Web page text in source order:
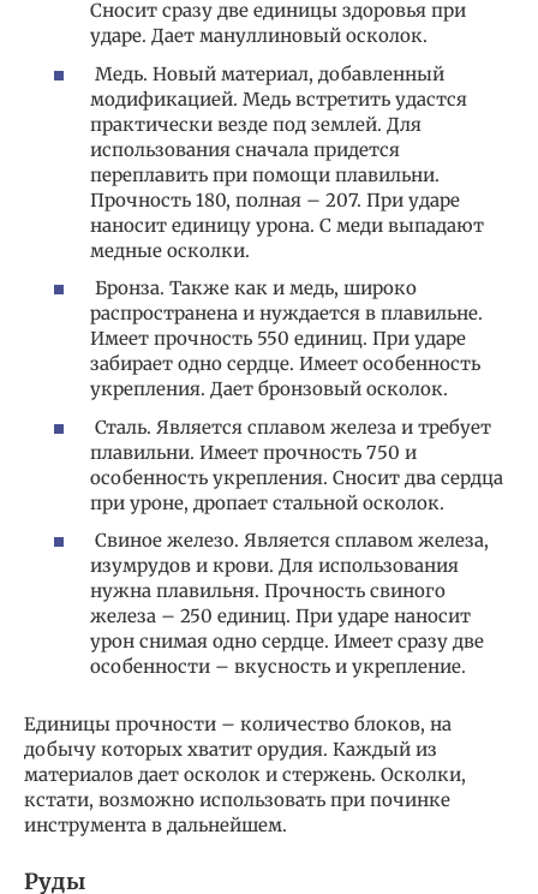
Сносит сразу две единицы здоровья при
ударе. Дает мануллиновый осколок.
Медь. Новый материал, добавленный
модификацией. Медь встретить удастся
практически везде под землей. Для
использования сначала придется
переплавить при помощи плавильни.
Прочность 180, полная – 207. При ударе
наносит единицу урона. С меди выпадают
медные осколки.
Бронза. Также как и медь, широко
распространена и нуждается в плавильне.
Имеет прочность 550 единиц. При ударе
забирает одно сердце. Имеет особенность
укрепления. Дает бронзовый осколок.
Сталь. Является сплавом железа и требует
плавильни. Имеет прочность 750 и
особенность укрепления. Сносит два сердца
при уроне, дропает стальной осколок.
Свиное железо. Является сплавом железа,
изумрудов и крови. Для использования
нужна плавильня. Прочность свиного
железа – 250 единиц. При ударе наносит
урон снимая одно сердце. Имеет сразу две
особенности – вкусность и укрепление.
Единицы прочности – количество блоков, на
добычу которых хватит орудия. Каждый из
материалов дает осколок и стержень. Осколки,
кстати, возможно использовать при починке
инструмента в дальнейшем.
Руды